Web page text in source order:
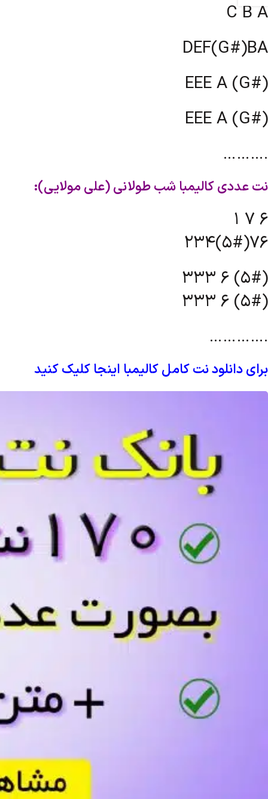
C B A
DEF(G#)BA
EEE A (G#)
EEE A (G#)
……….
نت عددی کالیمبا شب طولانی (علی مولایی):
1 7 6
234(5#)76
333 6 (5#)
333 6 (5#)
………….
برای دانلود نت کامل کالیمبا اینجا کلیک کنید